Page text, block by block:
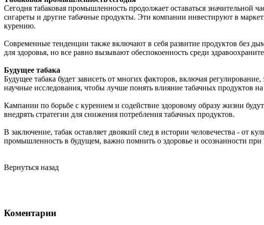
Сегодня табаковая промышленность продолжает оставаться
сигареты и другие табачные продукты. Эти компании инвестируют в
курению.
Современные тенденции также включают в себя развитие продуктов без
для здоровья, но все равно вызывают обеспокоенность среди
Будущее табака
Будущее табака будет зависеть от многих факторов, включая
научные исследования, чтобы лучше понять влияние табачных продуктов на
Кампании по борьбе с курением и содействие здоровому образу жизни
внедрять стратегии для снижения потребления табачных продуктов.
В заключение, табак оставляет двоякий след в истории человечества - от
промышленность в будущем, важно помнить о здоровье и осознанности
Вернуться назад
Коментарии